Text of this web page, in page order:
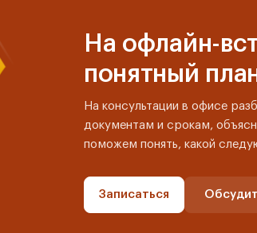
На офлайн-
понятный
На консультации в офисе
документам и срокам,
поможем понять, какой
Записаться